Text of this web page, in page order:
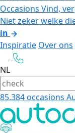
Occasions Vind,
Niet zeker welke
in
Inspiratie Over ons
NL
85.384occasions